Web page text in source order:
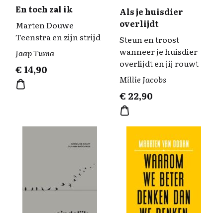
En toch zal ik
Marten Douwe
Teenstra en zijn strijd
Jaap Tuma
€ 14,90
Als je huisdier
overlijdt
Steun en troost
wanneer je huisdier
overlijdt en jij rouwt
Millie Jacobs
€ 22,90